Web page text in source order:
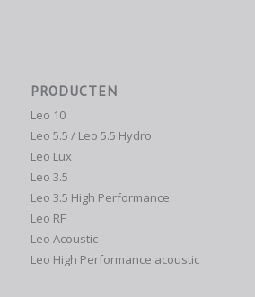
PRODUCTEN
Leo 10
Leo 5.5 / Leo 5.5 Hydro
Leo Lux
Leo 3.5
Leo 3.5 High Performance
Leo RF
Leo Acoustic
Leo High Performance acoustic